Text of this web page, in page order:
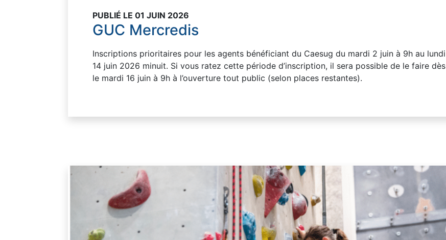
PUBLIÉ LE 01 JUIN 2026
GUC Mercredis
Inscriptions prioritaires pour les agents bénéficiant du Caesug du mardi 2 juin à 9h au lundi
14 juin 2026 minuit. Si vous ratez cette période d’inscription, il sera possible de le faire dès
le mardi 16 juin à 9h à l’ouverture tout public (selon places restantes).